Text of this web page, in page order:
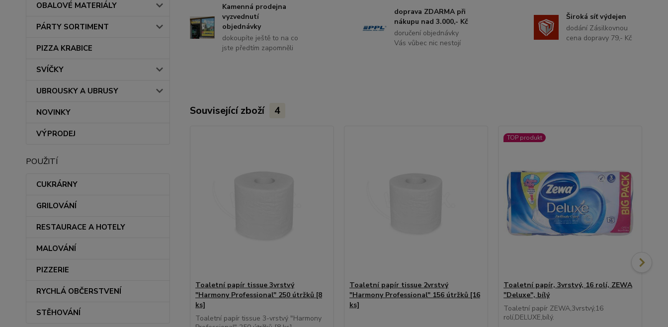
OBALOVÉ MATERIÁLY
PÁRTY SORTIMENT
PIZZA KRABICE
SVÍČKY
UBROUSKY A UBRUSY
NOVINKY
VÝPRODEJ
POUŽITÍ
CUKRÁRNY
GRILOVÁNÍ
RESTAURACE A HOTELY
MALOVÁNÍ
PIZZERIE
RYCHLÁ OBČERSTVENÍ
STĚHOVÁNÍ
Kamenná prodejna
vyzvednutí
objednávky
dokoupíte ještě to na co
jste předtím zapomněli
doprava ZDARMA při
nákupu nad 3.000,- Kč
doručení objednávky
Vás vůbec nic nestojí
Široká síť výdejen
dodání Zásilkovnou
cena dopravy 79,- Kč
Související zboží 4
Toaletní papír tissue 3vrstvý
"Harmony Professional" 250 útržků [8
ks]
Toaletní papír tissue 3-vrstvý "Harmony
Toaletní papír tissue 2vrstvý
"Harmony Professional" 156 útržků [16
ks]
TOP produkt
Toaletní papír, 3vrstvý, 16 rolí, ZEWA
"Deluxe", bílý
Toaletní papír ZEWA,3vrstvý,16
rolí,DELUXE,bílý.